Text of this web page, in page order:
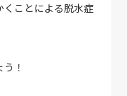
ことによる脱水症
！